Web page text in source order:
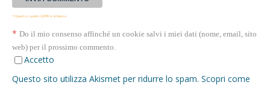
* Questa casella GDPR è richiesta
* Do il mio consenso affinché un cookie salvi i miei dati (nome, email, sito
web) per il prossimo commento.
Accetto
Questo sito utilizza Akismet per ridurre lo spam. Scopri come